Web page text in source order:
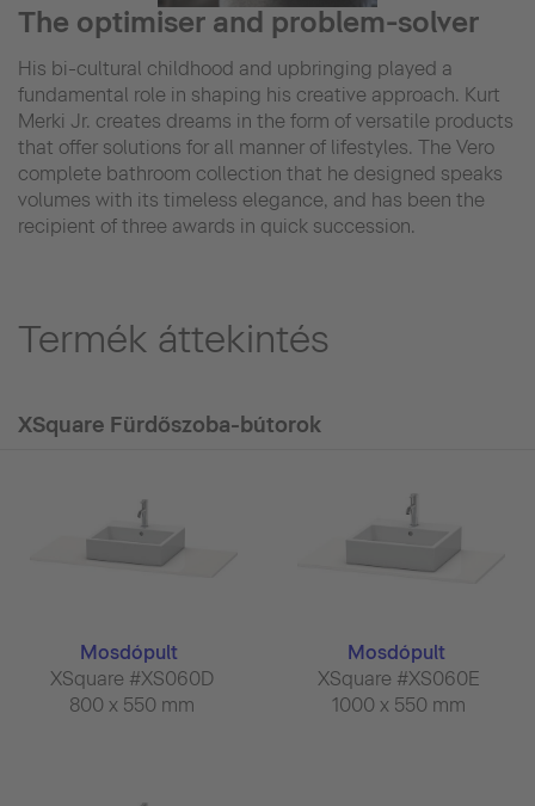
The optimiser and problem-solver
His bi-cultural childhood and upbringing played a
fundamental role in shaping his creative approach. Kurt
Merki Jr. creates dreams in the form of versatile products
that offer solutions for all manner of lifestyles. The Vero
complete bathroom collection that he designed speaks
volumes with its timeless elegance, and has been the
recipient of three awards in quick succession.
Termék áttekintés
XSquare Fürdőszoba-bútorok
Mosdópult
XSquare #XS060D
800 x 550 mm
Mosdópult
XSquare #XS060E
1000 x 550 mm